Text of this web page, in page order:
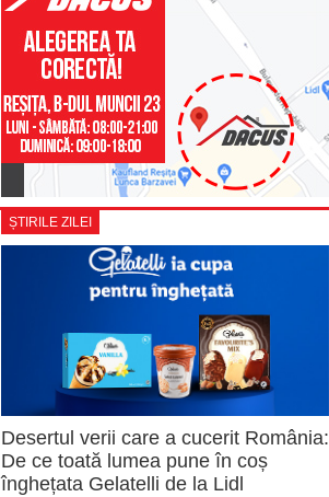
ȘTIRILE ZILEI
Desertul verii care a cucerit România:
De ce toată lumea pune în coș
înghețata Gelatelli de la Lidl